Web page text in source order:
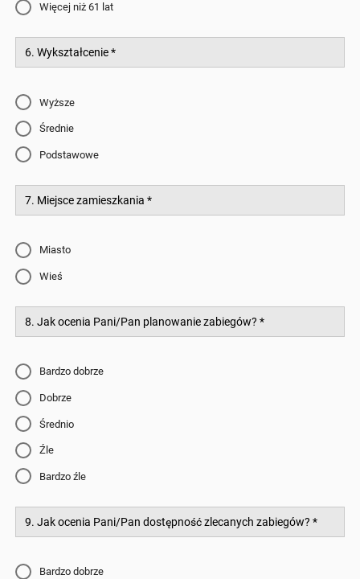
Więcej niż 61 lat
6. Wykształcenie*
Wyższe
Średnie
Podstawowe
7. Miejsce zamieszkania *
Miasto
Wieś
8. Jak ocenia Pani/Pan planowanie zabiegów? *
Bardzo dobrze
Dobrze
Średnio
Źle
Bardzo źle
9. Jak ocenia Pani/Pan dostępność zlecanych zabiegów? *
Bardzo dobrze